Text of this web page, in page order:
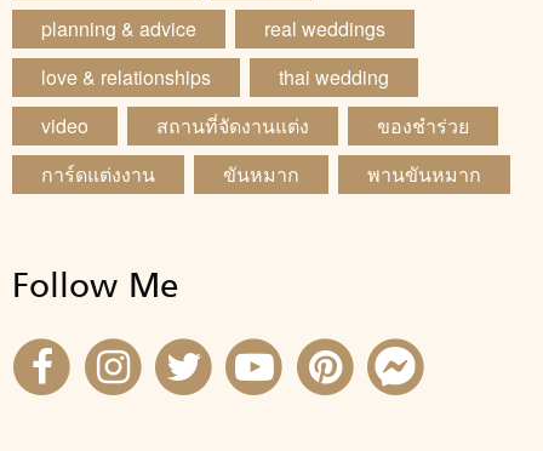
planning & advice
real weddings
love & relationships
thai wedding
video
สถานที่จัดงานแต่ง
ของชำร่วย
การ์ดแต่งงาน
ขันหมาก พานขันหมาก
Follow Me